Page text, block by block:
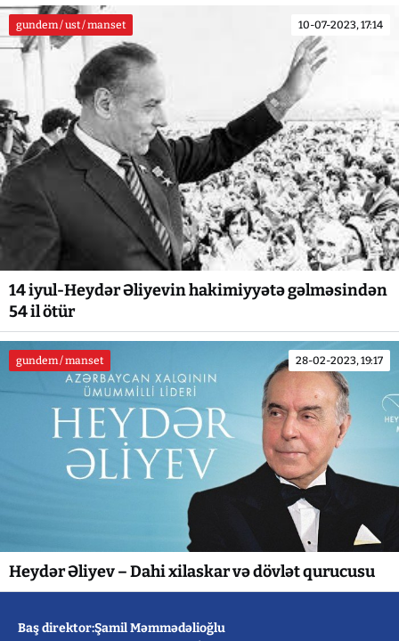
gundem / ust / manset 10-07-2023, 17:14
14 iyul-Heydər Əliyevin hakimiyyətə gəlməsindən
54 il ötür
gundem / manset 28-02-2023, 19:17
Heydər Əliyev – Dahi xilaskar və dövlət qurucusu
Baş direktor:Şamil Məmmədəlioğlu